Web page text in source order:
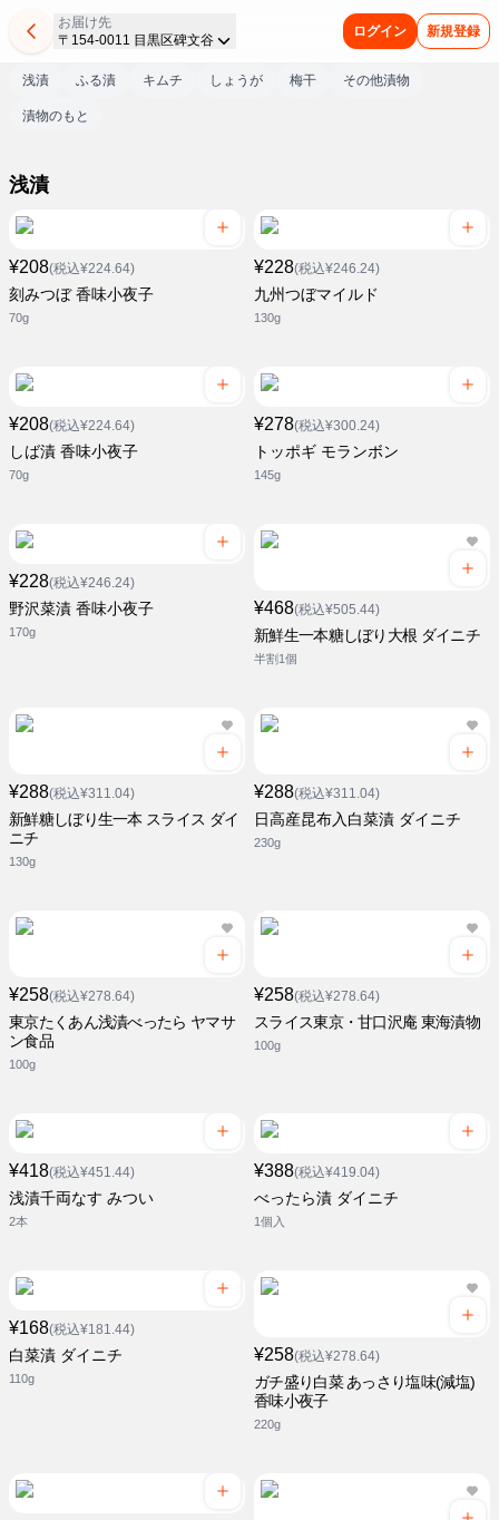
お届け先
〒154-0011 目黒区碑文谷
ログイン 新規登録
浅漬 ふる漬 キムチ しょうが 梅干 その他漬物
漬物のもと
浅漬
¥208(税込¥224.64)
刻みつぼ 香味小夜子
70g
¥228(税込¥246.24)
九州つぼマイルド
130g
¥208(税込¥224.64)
しば漬 香味小夜子
70g
¥278(税込¥300.24)
トッポギ モランボン
145g
¥228(税込¥246.24)
野沢菜漬 香味小夜子
170g
¥468(税込¥505.44)
新鮮生一本糖しぼり大根 ダイニチ
半割1個
¥288(税込¥311.04)
新鮮糖しぼり生一本 スライス ダイ
ニチ
130g
¥288(税込¥311.04)
日高産昆布入白菜漬 ダイニチ
230g
¥258(税込¥278.64)
東京たくあん浅漬べったら ヤマサ
ン食品
100g
¥258(税込¥278.64)
スライス東京・甘口沢庵 東海漬物
100g
¥418(税込¥451.44)
浅漬千両なす みつい
2本
¥388(税込¥419.04)
べったら漬 ダイニチ
1個入
¥168(税込¥181.44)
白菜漬 ダイニチ
110g
¥258(税込¥278.64)
ガチ盛り白菜 あっさり塩味(減塩)
香味小夜子
220g